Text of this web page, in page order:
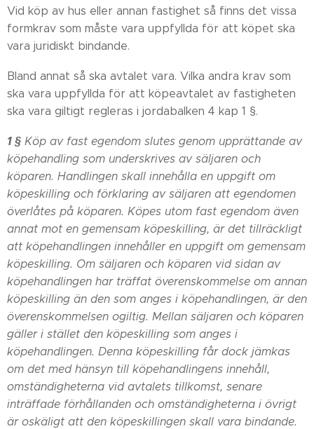
Vid köp av hus eller annan fastighet så finns det vissa
formkrav som måste vara uppfyllda för att köpet ska
vara juridiskt bindande.
Bland annat så ska avtalet vara. Vilka andra krav som
ska vara uppfyllda för att köpeavtalet av fastigheten
ska vara giltigt regleras i jordabalken 4 kap 1 §.
1 § Köp av fast egendom slutes genom upprättande av
köpehandling som underskrives av säljaren och
köparen. Handlingen skall innehålla en uppgift om
köpeskilling och förklaring av säljaren att egendomen
överlåtes på köparen. Köpes utom fast egendom även
annat mot en gemensam köpeskilling, är det tillräckligt
att köpehandlingen innehåller en uppgift om gemensam
köpeskilling. Om säljaren och köparen vid sidan av
köpehandlingen har träffat överenskommelse om annan
köpeskilling än den som anges i köpehandlingen, är den
överenskommelsen ogiltig. Mellan säljaren och köparen
gäller i stället den köpeskilling som anges i
köpehandlingen. Denna köpeskilling får dock jämkas
om det med hänsyn till köpehandlingens innehåll,
omständigheterna vid avtalets tillkomst, senare
inträffade förhållanden och omständigheterna i övrigt
är oskäligt att den köpeskillingen skall vara bindande.